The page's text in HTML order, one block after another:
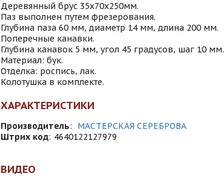
Деревянный брус 35х70х250мм.
Паз выполнен путем фрезерования.
Глубина паза 60 мм, диаметр 14 мм, длина 200 мм.
Поперечные канавки.
Глубина канавок 5 мм, угол 45 градусов, шаг 10 мм.
Материал: бук.
Отделка: роспись, лак.
Колотушка в комплекте.
ХАРАКТЕРИСТИКИ
Производитель:
МАСТЕРСКАЯ СЕРЕБРОВА
Штрих код: 4640122127979
ВИДЕО